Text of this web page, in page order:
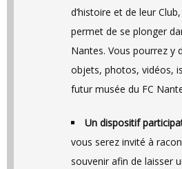
d’histoire et de leur
permet de se plonger
Nantes. Vous pourrez y
objets, photos, vidéos,
futur musée du FC
Un dispositif
vous serez invité à
souvenir afin de laisser